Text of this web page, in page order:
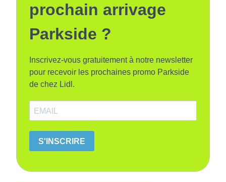
prochain arrivage
Parkside ?
Inscrivez-vous gratuitement à notre newsletter
pour recevoir les prochaines promo Parkside
de chez Lidl.
S'INSCRIRE